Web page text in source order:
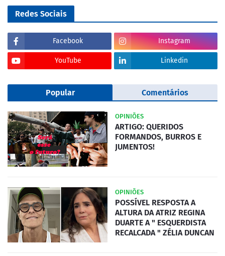
Redes Sociais
Facebook Instagram
YouTube Linkedin
Popular Comentários
OPINIÕES
ARTIGO: QUERIDOS
FORMANDOS, BURROS E
JUMENTOS!
OPINIÕES
POSSÍVEL RESPOSTA A
ALTURA DA ATRIZ REGINA
DUARTE A " ESQUERDISTA
RECALCADA " ZÉLIA DUNCAN